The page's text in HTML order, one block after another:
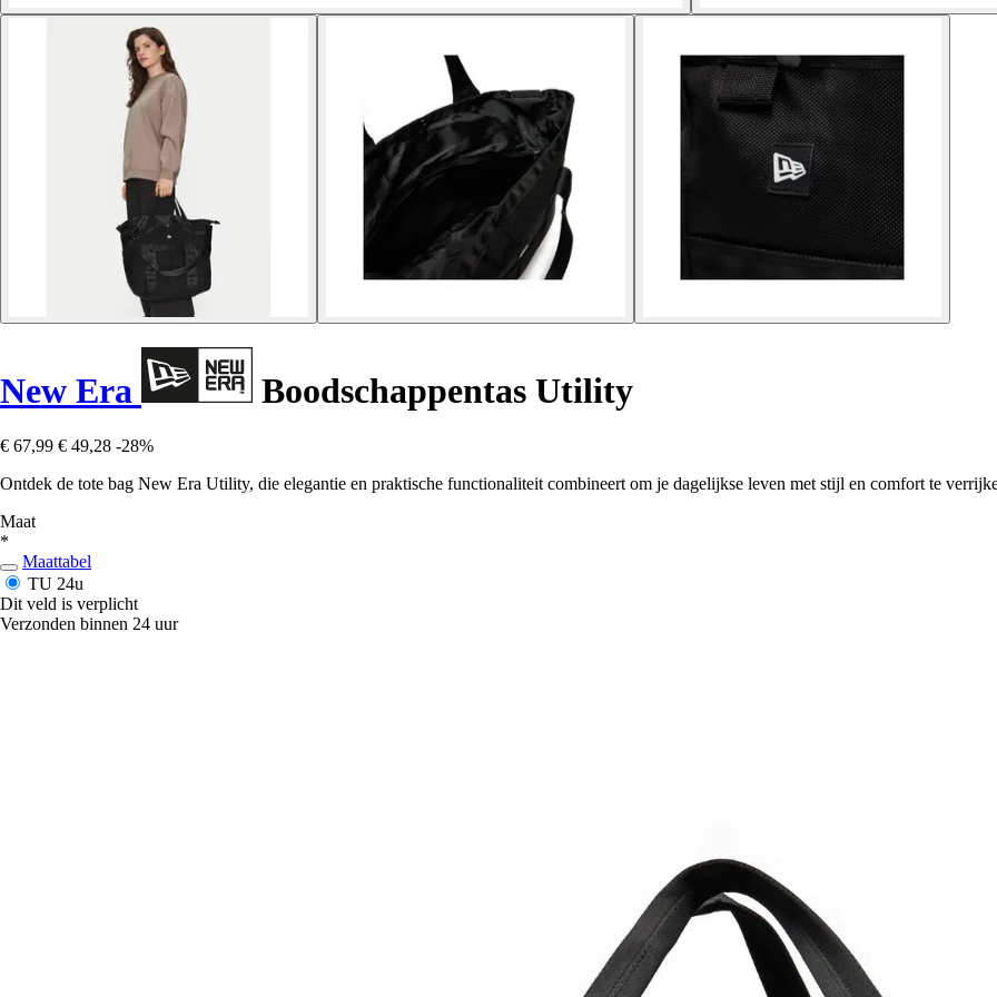
New Era Boodschappentas Utility
€ 67,99 € 49,28 -28%
Ontdek de tote bag New Era Utility, die elegantie en praktische functionaliteit combineert om je dagelijkse leven met stijl en comfort te
Maat
*
Maattabel
TU 24u
Dit veld is verplicht
Verzonden binnen 24 uur